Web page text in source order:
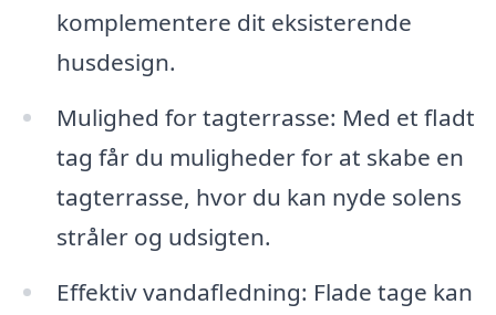
komplementere dit eksisterende
husdesign.
Mulighed for tagterrasse: Med et fladt
tag får du muligheder for at skabe en
tagterrasse, hvor du kan nyde solens
stråler og udsigten.
Effektiv vandafledning: Flade tage kan